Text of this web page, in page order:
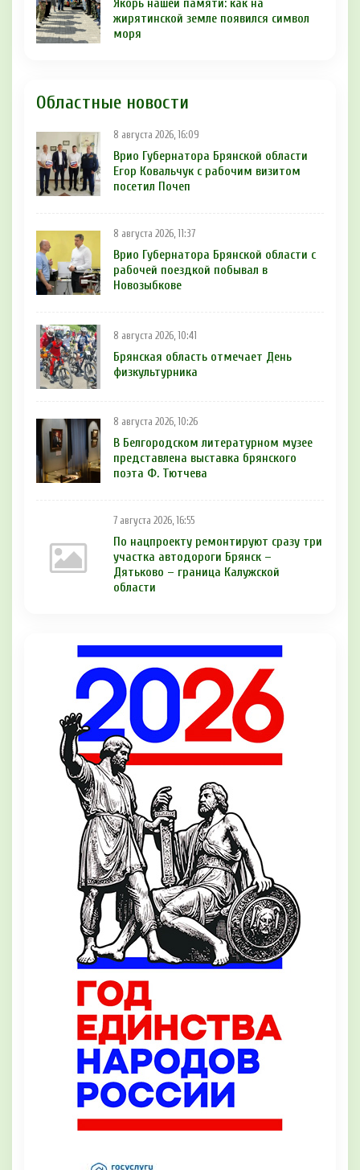
Якорь нашей памяти: как на
жирятинской земле появился символ
моря
Областные новости
8 августа 2026, 16:09
Врио Губернатора Брянской области
Егор Ковальчук с рабочим визитом
посетил Почеп
8 августа 2026, 11:37
Врио Губернатора Брянской области с
рабочей поездкой побывал в
Новозыбкове
8 августа 2026, 10:41
Брянская область отмечает День
физкультурника
8 августа 2026, 10:26
В Белгородском литературном музее
представлена выставка брянского
поэта Ф. Тютчева
7 августа 2026, 16:55
По нацпроекту ремонтируют сразу три
участка автодороги Брянск –
Дятьково – граница Калужской
области